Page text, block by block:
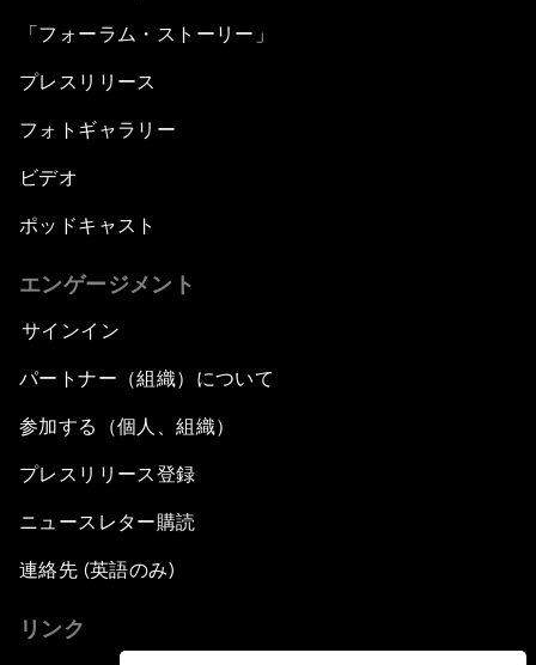
「フォーラム・ストーリー」
プレスリリース
フォトギャラリー
ビデオ
ポッドキャスト
エンゲージメント
サインイン
パートナー（組織）について
参加する（個人、組織）
プレスリリース登録
ニュースレター購読
連絡先 (英語のみ)
リンク